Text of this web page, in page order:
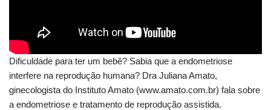
Dificuldade para ter um bebê? Sabia que a endometriose
interfere na reprodução humana? Dra Juliana Amato,
ginecologista do Instituto Amato (www.amato.com.br) fala sobre
a endometriose e tratamento de reprodução assistida.